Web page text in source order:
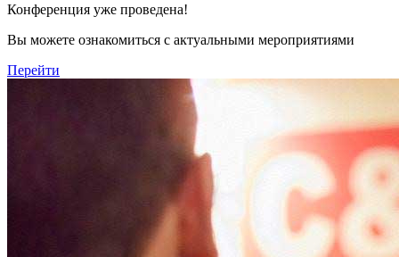
Конференция уже проведена!
Вы можете ознакомиться с актуальными мероприятиями
Перейти